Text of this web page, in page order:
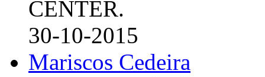
CENTER.
30-10-2015
Mariscos Cedeira